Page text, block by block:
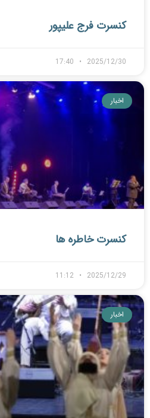
کنسرت فرج علیپور
2025/12/30
اخبار
کنسرت خاطره ها
2025/12/29
اخبار